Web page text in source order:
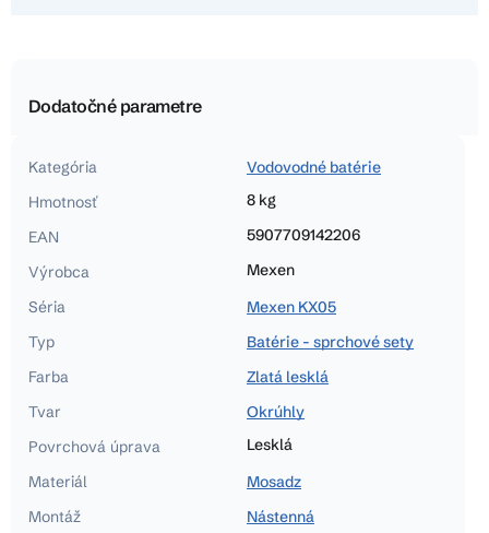
Dodatočné parametre
Kategória
Vodovodné batérie
Hmotnosť
8 kg
EAN
5907709142206
Výrobca
Mexen
Séria
Mexen KX05
Typ
Batérie - sprchové sety
Farba
Zlatá lesklá
Tvar
Okrúhly
Povrchová úprava
Lesklá
Materiál
Mosadz
Montáž
Nástenná